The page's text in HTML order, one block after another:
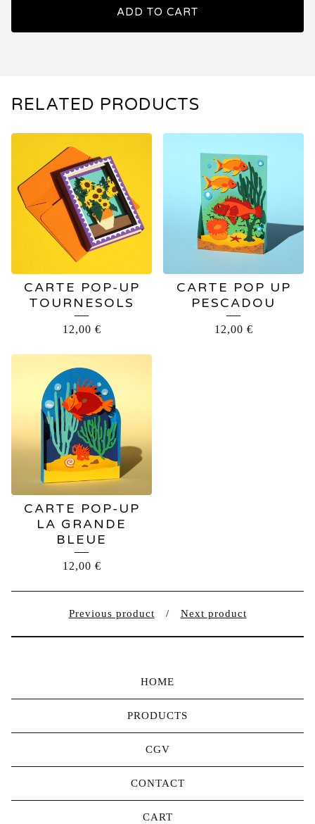
ADD TO CART
RELATED PRODUCTS
CARTE POP-UP
TOURNESOLS
12,00 €
CARTE POP UP
PESCADOU
12,00 €
CARTE POP-UP
LA GRANDE
BLEUE
12,00 €
Previous product Next product
HOME
PRODUCTS
CGV
CONTACT
CART